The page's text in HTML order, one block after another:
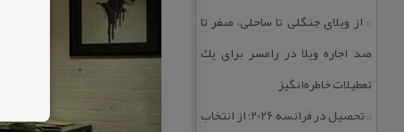
:: از ویلای جنگلی تا ساحلی، صفر تا
صد اجاره ویلا در رامسر برای یك
تعطیلات خاطره‌انگیز
::
تحصیل در فرانسه 2026؛ از انتخاب